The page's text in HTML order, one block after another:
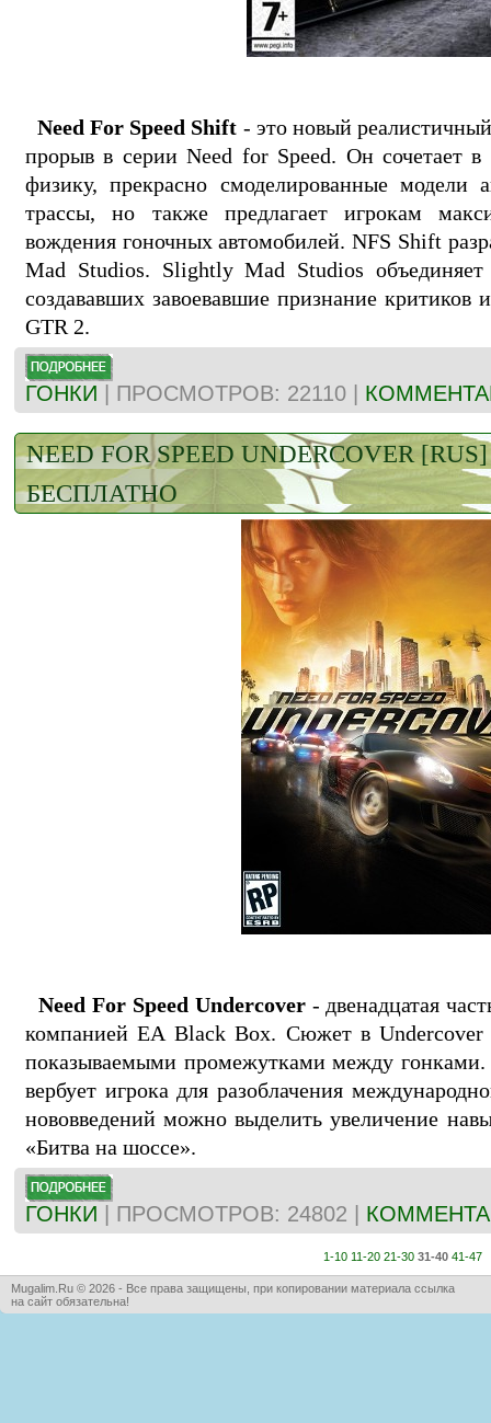
Need For Speed Shift - это новый
прорыв в серии Need for Speed. Он сочетает в
физику, прекрасно смоделированные модели
трассы, но также предлагает игрокам
вождения гоночных автомобилей. NFS Shift
Mad Studios. Slightly Mad Studios объединяет
создававших завоевавшие признание критиков
GTR 2.
ГОНКИ | ПРОСМОТРОВ: 22110 |
NEED FOR SPEED UNDERCOVER
БЕСПЛАТНО
Need For Speed Undercover- двенадцатая
компанией EA Black Box. Сюжет в Undercover
показываемыми промежутками между
вербует игрока для разоблачения
нововведений можно выделить увеличение
«Битва на шоссе».
ГОНКИ | ПРОСМОТРОВ: 24802 |
1-10 11-20 21-30 31-40 41-47
Mugalim.Ru © 2026 - Все права защищены, при копировании материала ссылка
на сайт обязательна!